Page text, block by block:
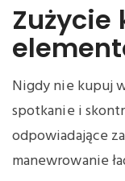
Zużycie
Nigdy nie kupuj
spotkanie i
odpowiadające
manewrowanie